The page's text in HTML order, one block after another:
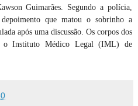
Guimarães. Segundo a polícia,
que matou o sobrinho a
após uma discussão. Os corpos dos
o Instituto Médico Legal (IML) de